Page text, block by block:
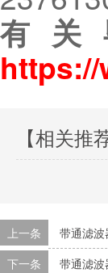
有
【相关推
上一条
带通滤
下一条
带通滤